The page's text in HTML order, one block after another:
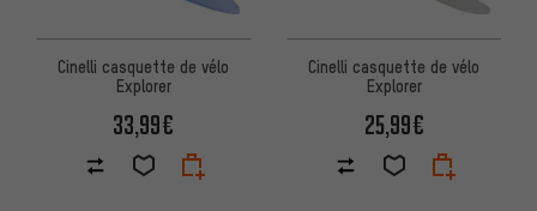
Cinelli casquette de vélo
Explorer
33,99€
Cinelli casquette de vélo
Explorer
25,99€